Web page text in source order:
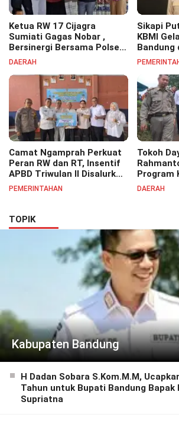
Ketua RW 17 Cijagra
Sumiati Gagas Nobar ,
Bersinergi Bersama Polsek
Bojongsoang Semarakkan
DAERAH
Sikapi
KBMI
Bandung
Camat Ngamprah Perkuat
Peran RW dan RT, Insentif
APBD Triwulan II Disalurkan
untuk Tingkatkan
PEMERINTAHAN
Tokoh
Program
DAERAH
TOPIK
Kabupaten Bandung
H Dadan Sobara S.Kom.M.M,
Tahun untuk Bupati Bandung Bapak
Supriatna